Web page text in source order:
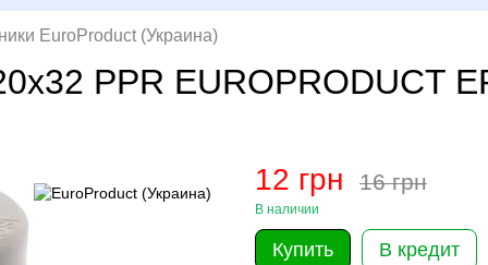
EuroProduct (Украина)
PPR EUROPRODUCT
12 грн 16 грн
В наличии
Купить В кредит